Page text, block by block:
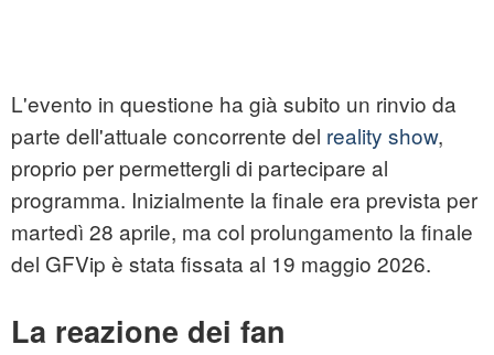
L'evento in questione ha già subito un rinvio da
parte dell'attuale concorrente del reality show,
proprio per permettergli di partecipare al
programma. Inizialmente la finale era prevista per
martedì 28 aprile, ma col prolungamento la finale
del GFVip è stata fissata al 19 maggio 2026.
La reazione dei fan